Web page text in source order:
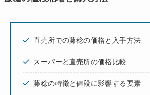
直売所での藤稔の価格と入手方法
スーパーと直売所の価格比較
藤稔の特徴と値段に影響する要素